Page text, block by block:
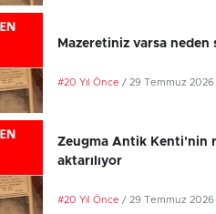
Mazeretiniz varsa neden
#20 Yıl Önce / 29 Temmuz 2026
Zeugma Antik Kenti'nin
aktarılıyor
#20 Yıl Önce / 29 Temmuz 2026